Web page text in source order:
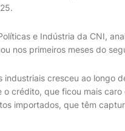
e Indústria da CNI,
nos primeiros meses do
industriais cresceu ao longo
crédito, que ficou mais
importados, que têm